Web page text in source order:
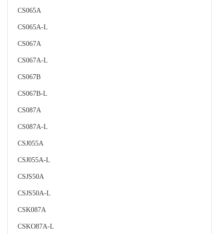
CS065A
CS065A-L
CS067A
CS067A-L
CS067B
CS067B-L
CS087A
CS087A-L
CSJ055A
CSJ055A-L
CSJS50A
CSJS50A-L
CSK087A
CSKO87A-L